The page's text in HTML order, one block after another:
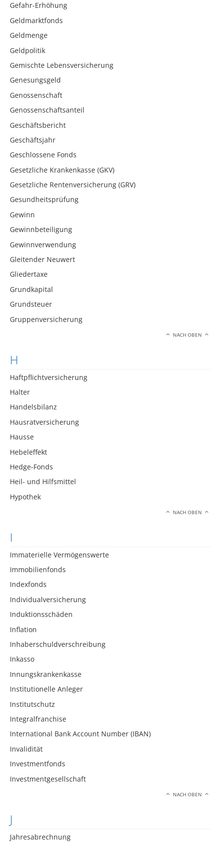
Gefahr-Erhöhung
Geldmarktfonds
Geldmenge
Geldpolitik
Gemischte Lebensversicherung
Genesungsgeld
Genossenschaft
Genossenschaftsanteil
Geschäftsbericht
Geschäftsjahr
Geschlossene Fonds
Gesetzliche Krankenkasse (GKV)
Gesetzliche Rentenversicherung (GRV)
Gesundheitsprüfung
Gewinn
Gewinnbeteiligung
Gewinnverwendung
Gleitender Neuwert
Gliedertaxe
Grundkapital
Grundsteuer
Gruppenversicherung
NACH OBEN
H
Haftpflichtversicherung
Halter
Handelsbilanz
Hausratversicherung
Hausse
Hebeleffekt
Hedge-Fonds
Heil- und Hilfsmittel
Hypothek
NACH OBEN
I
Immaterielle Vermögenswerte
Immobilienfonds
Indexfonds
Individualversicherung
Induktionsschäden
Inflation
Inhaberschuldverschreibung
Inkasso
Innungskrankenkasse
Institutionelle Anleger
Institutschutz
Integralfranchise
International Bank Account Number (IBAN)
Invalidität
Investmentfonds
Investmentgesellschaft
NACH OBEN
J
Jahresabrechnung